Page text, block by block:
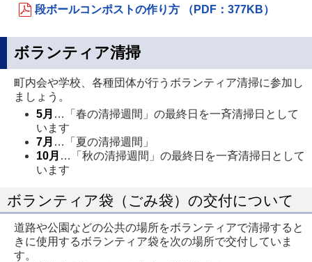
段ボールコンポストの作り方 （PDF：377KB）
ボランティア清掃
町内会や学校、各種団体が行うボランティア清掃に参加し
ましょう。
5月 …「春の清掃週間」の最終日を一斉清掃日として
います
7月 …「夏の清掃週間」
10月 …「秋の清掃週間」の最終日を一斉清掃日として
います
ボランティア袋（ごみ袋）の交付について
道路や公園などの公共の場所をボランティアで清掃すると
きに使用するボランティア袋を次の場所で交付していま
す。